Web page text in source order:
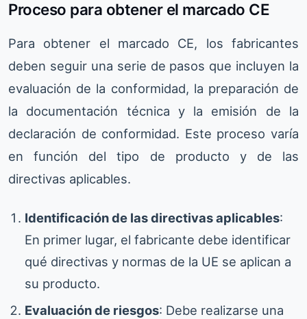
Proceso para obtener el marcado CE
Para obtener el marcado CE, los fabricantes
deben seguir una serie de pasos que incluyen la
evaluación de la conformidad, la preparación de
la documentación técnica y la emisión de la
declaración de conformidad. Este proceso varía
en función del tipo de producto y de las
directivas aplicables.
Identificación de las directivas aplicables:
En primer lugar, el fabricante debe identificar
qué directivas y normas de la UE se aplican a
su producto.
Evaluación de riesgos: Debe realizarse una